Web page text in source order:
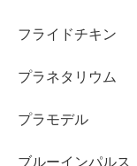
フライドチキン
プラネタリウム
プラモデル
ブルーインパルス